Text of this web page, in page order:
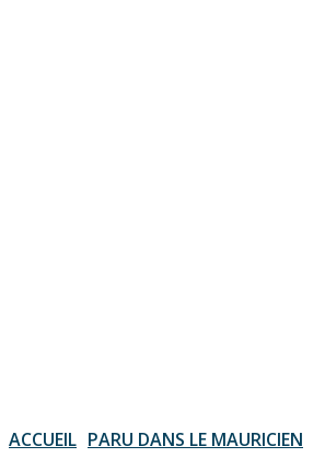
ACCUEIL PARU DANS LE MAURICIEN